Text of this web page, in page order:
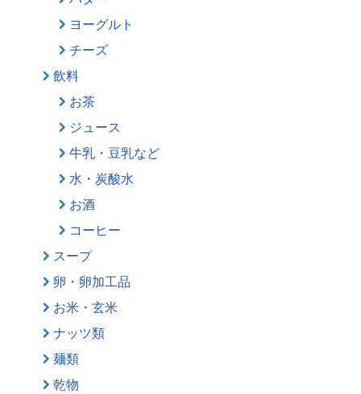
ヨーグルト
チーズ
飲料
お茶
ジュース
牛乳・豆乳など
水・炭酸水
お酒
コーヒー
スープ
卵・卵加工品
お米・玄米
ナッツ類
麺類
乾物